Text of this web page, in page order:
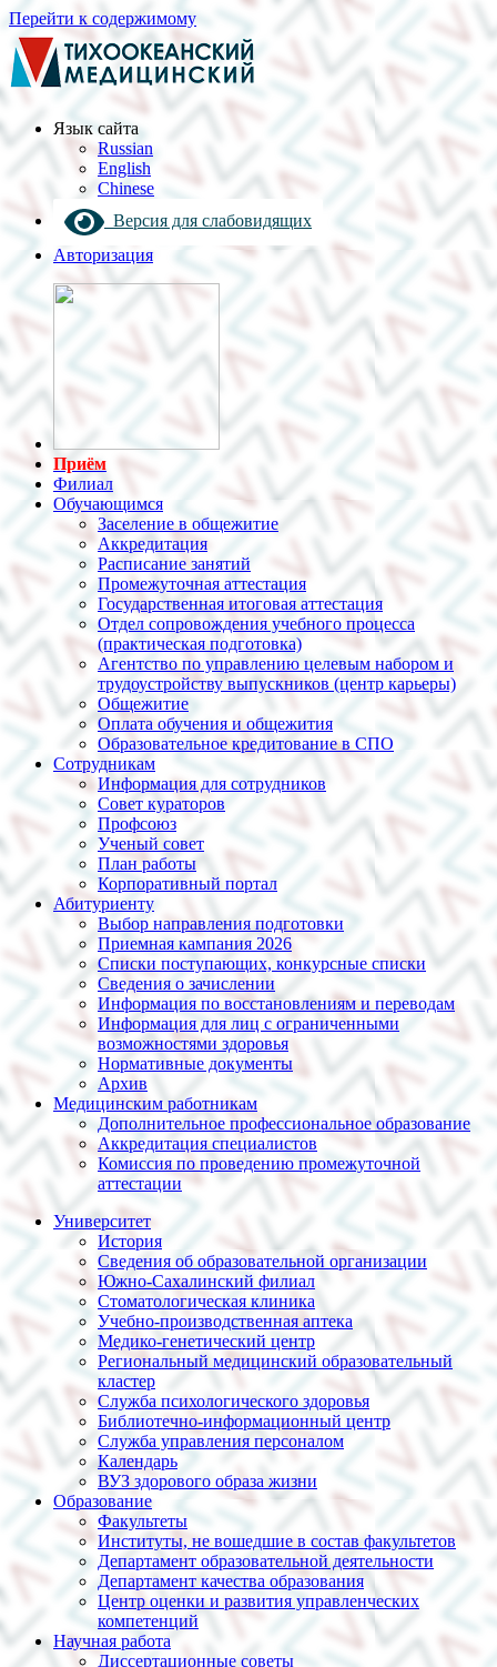
Перейти к содержимому
Язык cайта
Russian
English
Chinese
Версия для слабовидящих
Авторизация
Приём
Филиал
Обучающимся
Заселение в общежитие
Аккредитация
Расписание занятий
Промежуточная аттестация
Государственная итоговая аттестация
Отдел сопровождения учебного процесса
(практическая подготовка)
Агентство по управлению целевым набором и
трудоустройству выпускников (центр карьеры)
Общежитие
Оплата обучения и общежития
Образовательное кредитование в СПО
Сотрудникам
Информация для сотрудников
Совет кураторов
Профсоюз
Ученый совет
План работы
Корпоративный портал
Абитуриенту
Выбор направления подготовки
Приемная кампания 2026
Списки поступающих, конкурсные списки
Сведения о зачислении
Информация по восстановлениям и переводам
Информация для лиц с ограниченными
возможностями здоровья
Нормативные документы
Архив
Медицинским работникам
Дополнительное профессиональное образование
Аккредитация специалистов
Комиссия по проведению промежуточной
аттестации
Университет
История
Сведения об образовательной организации
Южно-Сахалинский филиал
Стоматологическая клиника
Учебно-производственная аптека
Медико-генетический центр
Региональный медицинский образовательный
кластер
Служба психологического здоровья
Библиотечно-информационный центр
Служба управления персоналом
Календарь
ВУЗ здорового образа жизни
Образование
Факультеты
Институты, не вошедшие в состав факультетов
Департамент образовательной деятельности
Департамент качества образования
Центр оценки и развития управленческих
компетенций
Научная работа
Диссертационные советы